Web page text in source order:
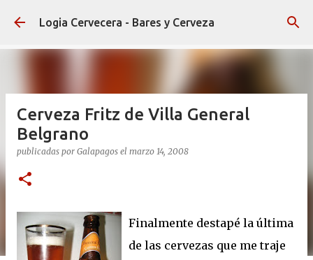
Ir al contenido principal
Logia Cervecera - Bares y Cerveza
Cerveza Fritz de Villa General
Belgrano
publicadas por Galapagos el marzo 14, 2008
Finalmente destapé la última
de las cervezas que me traje